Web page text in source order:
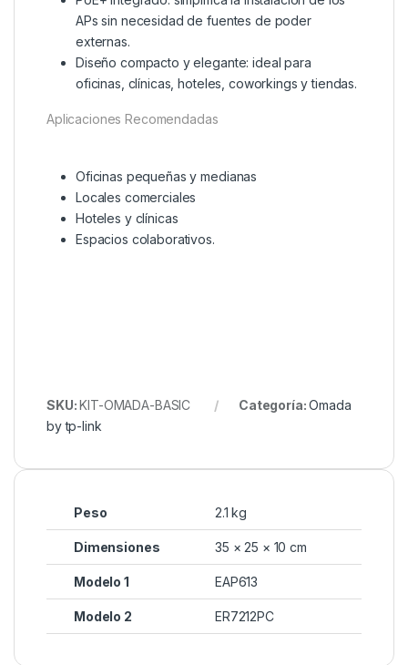
APs sin necesidad de fuentes de poder
externas.
Diseño compacto y elegante: ideal para
oficinas, clínicas, hoteles, coworkings y tiendas.
Aplicaciones Recomendadas
Oficinas pequeñas y medianas
Locales comerciales
Hoteles y clínicas
Espacios colaborativos.
SKU:KIT-OMADA-BASIC Categoría:Omada
by tp-link
Peso 2.1 kg
Dimensiones 35 × 25 × 10 cm
Modelo 1 EAP613
Modelo 2 ER7212PC